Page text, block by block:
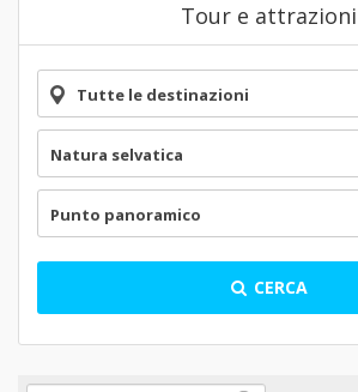
Tour e attrazioni
Tutte le destinazioni
Natura selvatica
Punto panoramico
CERCA